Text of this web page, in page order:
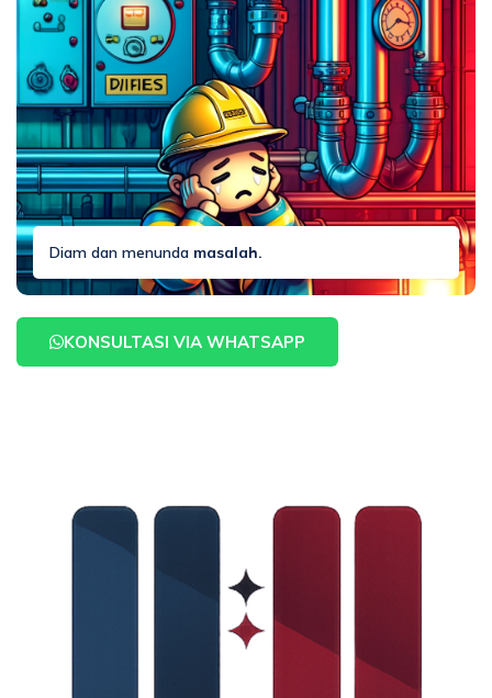
Diam dan menunda masalah.
KONSULTASI VIA WHATSAPP